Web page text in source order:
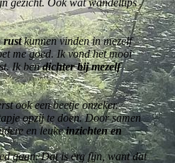
gezicht. Ook wat wandeltips
rustkunnen vinden in mezelf
me goed. Ik vond het mooi
Ik bendichter bij mezelf
ook een beetje onzeker.
opzij te doen. Door samen
en leukeinzichten en
gaan. Dat is erg fijn, want dat